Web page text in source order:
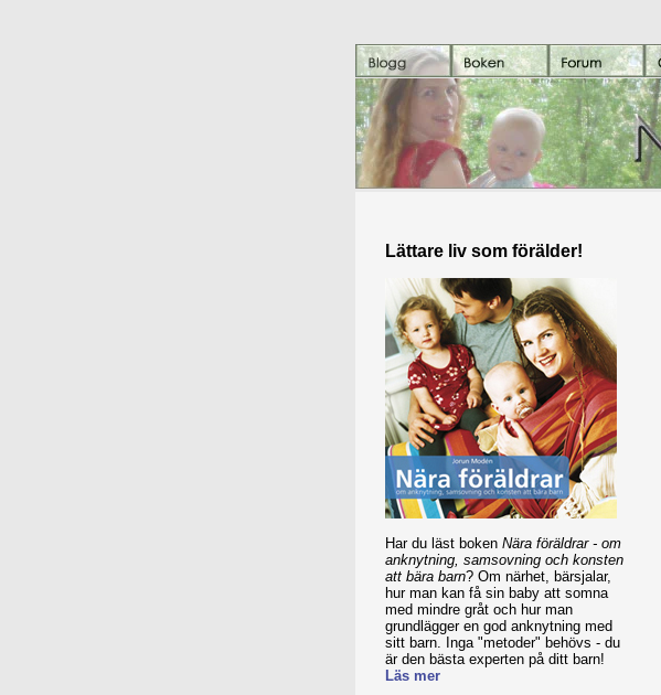
Lättare liv som förälder!
Har du läst boken Nära föräldrar - om
anknytning, samsovning och konsten
att bära barn? Om närhet, bärsjalar,
hur man kan få sin baby att somna
med mindre gråt och hur man
grundlägger en god anknytning med
sitt barn. Inga "metoder" behövs - du
är den bästa experten på ditt barn!
Läs mer